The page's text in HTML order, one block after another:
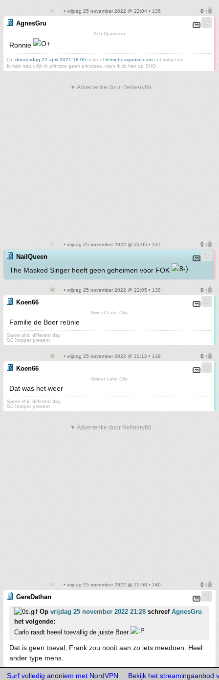
• vrijdag 25 november 2022 @ 22:04 • 136
AgnesGru
Ach Djurmeen
Ronnie
Op donderdag 22 april 2021 18:05 schreef letmehearyouscream het volgende:
Ik heb natuurlijk in principe geen principes, want ik zit hier op SHO.
▼ Advertentie door Refinery89
• vrijdag 25 november 2022 @ 22:05 • 137
NailQueen
The Masked Singer heeft geen geheimen voor FOK
• vrijdag 25 november 2022 @ 22:05 • 138
Koen66
Sweet Lake City
Familie de Boer reünie
Same shit, different day
SC hopper present
• vrijdag 25 november 2022 @ 22:12 • 139
Koen66
Sweet Lake City
Dat was het weer
Same shit, different day
SC hopper present
▼ Advertentie door Refinery89
• vrijdag 25 november 2022 @ 22:58 • 140
GereDathan
Op vrijdag 25 november 2022 21:28 schreef AgnesGru
het volgende:
Carlo raadt heeel toevallig de juiste Boer
Dat is geen toeval, Frank zou nooit aan zo iets meedoen. Heel
ander type mens.
Surf volledig anoniem met NordVPN Bekijk het streamingaanbod